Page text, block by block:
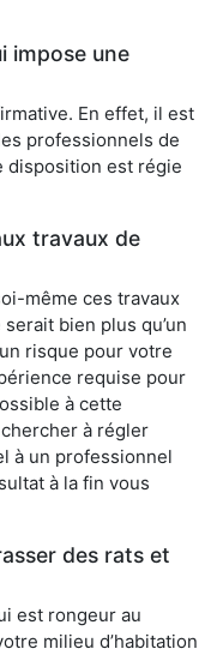
impose une
En effet, il est
professionnels de
disposition est régie
travaux de
même ces travaux
bien plus qu’un
risque pour votre
requise pour
à cette
à régler
à un professionnel
à la fin vous
des rats et
est rongeur au
milieu d’habitation